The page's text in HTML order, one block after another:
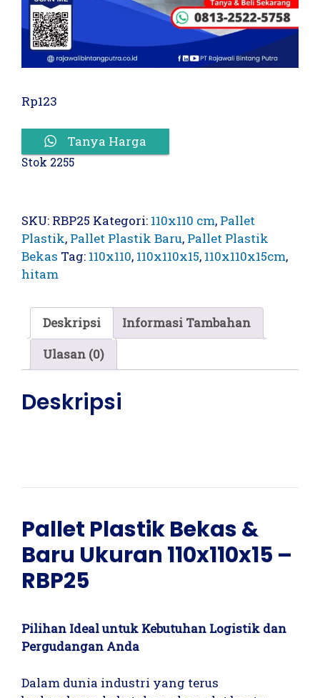
Rp123
Tanya Harga
Stok 2255
SKU: RBP25 Kategori: 110x110 cm, Pallet
Plastik, Pallet Plastik Baru, Pallet Plastik
Bekas Tag: 110x110, 110x110x15, 110x110x15cm,
hitam
Deskripsi
Informasi Tambahan
Ulasan (0)
Deskripsi
Pallet Plastik Bekas &
Baru Ukuran 110x110x15 –
RBP25
Pilihan Ideal untuk Kebutuhan Logistik dan
Pergudangan Anda
Dalam dunia industri yang terus